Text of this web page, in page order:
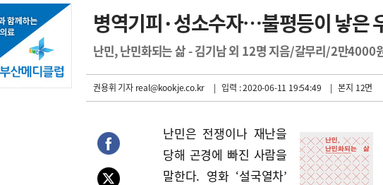
병역기피·성소수자…불평등이 낳은
난민, 난민화되는 삶 - 김기남 외 12명 지음/갈무리/2만4000
권용휘 기자real@kookje.co.kr | 입력 : 2020-06-11 19:54:49 | 본지 12면
난민은 전쟁이나 재난을
당해 곤경에 빠진 사람을
말한다. 영화 ‘설국열차’